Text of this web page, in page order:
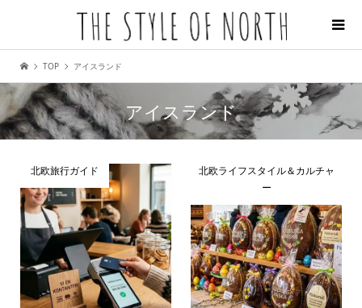
TOP アイスランド
アイスランド
北欧旅行ガイド
北欧ライフスタイル＆カルチャ
ー